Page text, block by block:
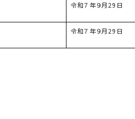
令和７年９月29 日
令和７年９月29 日